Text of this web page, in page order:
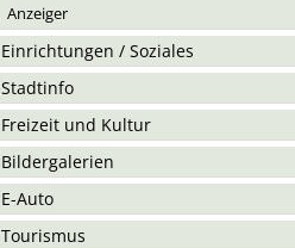
Anzeiger
Einrichtungen / Soziales
Stadtinfo
Freizeit und Kultur
Bildergalerien
E-Auto
Tourismus